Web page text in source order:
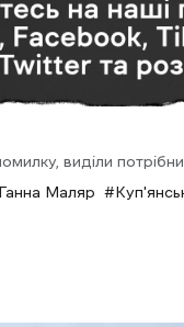
виділи
Ганна Маляр